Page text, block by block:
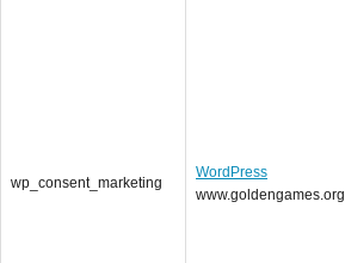
wp_consent_marketing
WordPress
www.goldengames.org